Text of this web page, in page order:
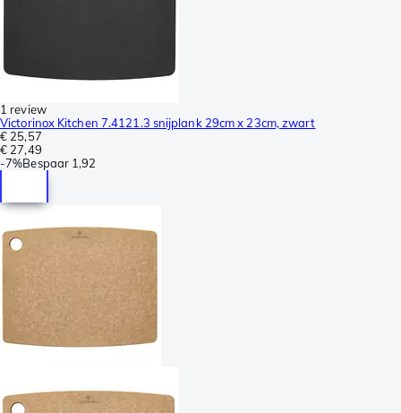
1 review
Victorinox Kitchen 7.4121.3 snijplank 29cm x 23cm, zwart
€ 25,57
€ 27,49
-7%Bespaar 1,92